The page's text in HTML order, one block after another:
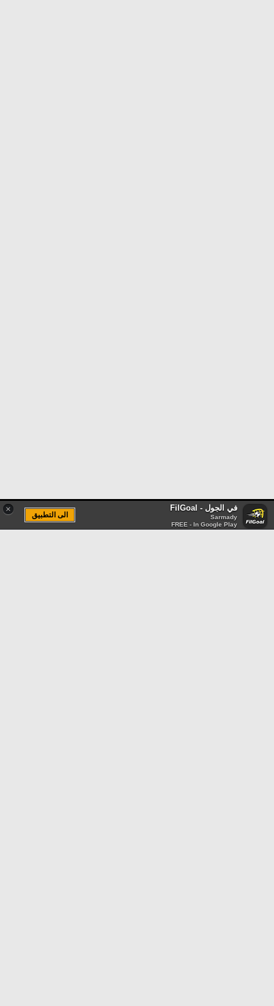
× في الجول - FilGoal
Sarmady
FREE - In Google Play
الى التطبيق